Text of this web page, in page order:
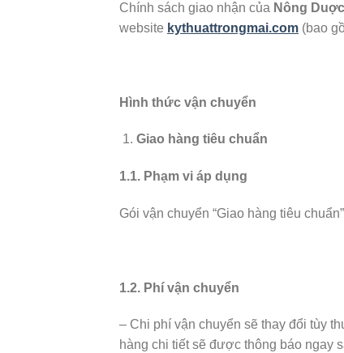
Chính sách giao nhận của Nông
website kythuattrongmai.com (bao
Hình thức vận chuyển
Giao hàng tiêu chuẩn
1.1. Phạm vi áp dụng
Gói vận chuyển “Giao hàng tiêu
1.2. Phí vận chuyển
– Chi phí vận chuyển sẽ thay đổi tùy
hàng chi tiết sẽ được thông báo ngay